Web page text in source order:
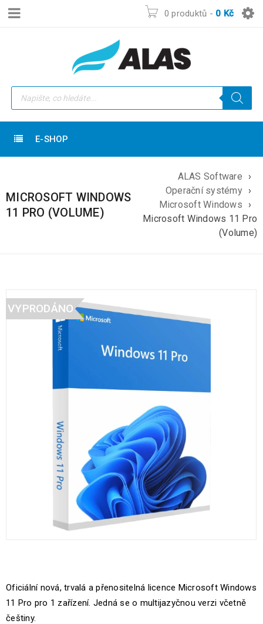
0 produktů - 0 Kč
E-SHOP
MICROSOFT WINDOWS
11 PRO (VOLUME)
ALAS Software
›
Operační systémy ›
Microsoft Windows
›
Microsoft Windows 11 Pro
(Volume)
VYPRODÁNO
Oficiální nová, trvalá a přenositelná licence Microsoft Windows
11 Pro pro 1 zařízení. Jedná se o multijazyčnou verzi včetně
češtiny.